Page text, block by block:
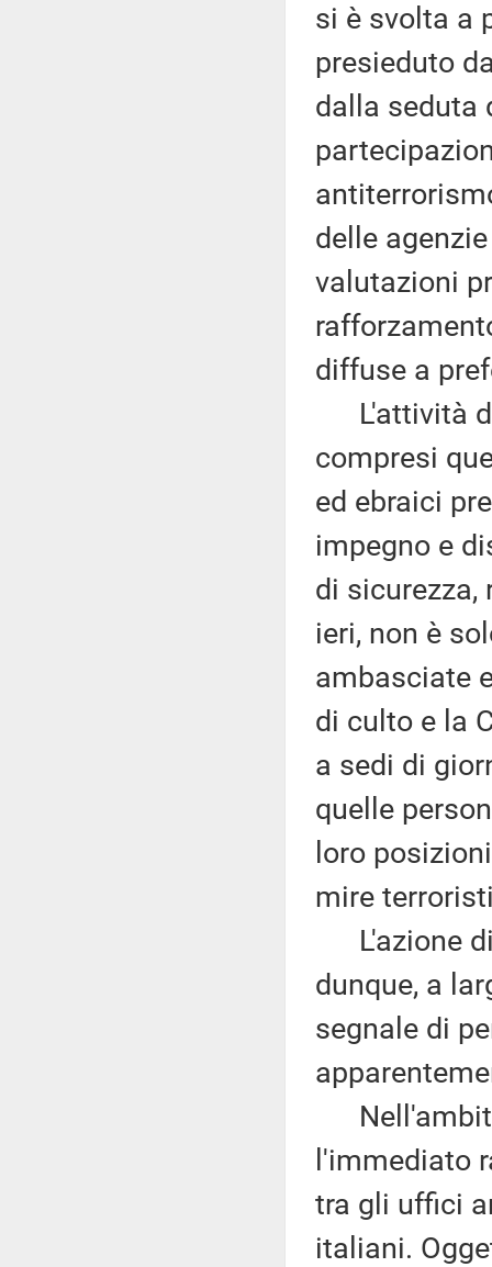
si è svolta a
presieduto
dalla seduta
delle
valutazioni
diffuse a
L'attività di
compresi
ed ebraici
impegno e
di
ieri, non è
ambasciate
di culto e la
a sedi di
quelle
loro
mire
L'azione di
dunque, a
segnale di
l'immediato
tra gli uffici
italiani.